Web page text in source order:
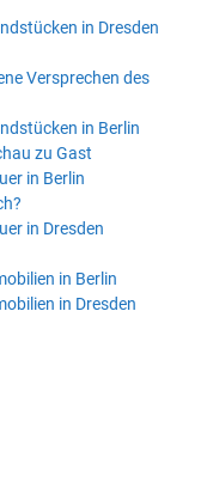
in Dresden
Versprechen des
in Berlin
zu Gast
in Berlin
in Dresden
in Berlin
in Dresden